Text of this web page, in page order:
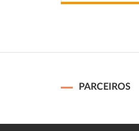
PARCEIROS